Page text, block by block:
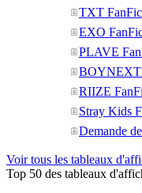
TXT
EXO
PLAVE
RIIZE
Stray Kids
Demande
Voir tous les tableaux
Top 50 des tableaux